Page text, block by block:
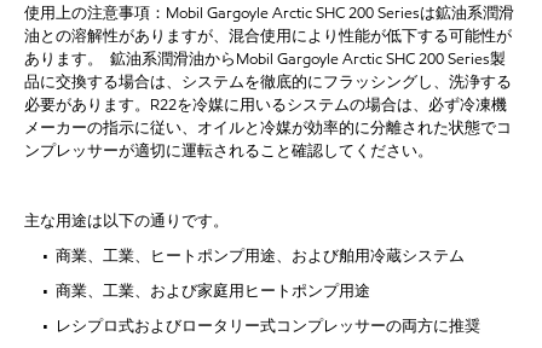
使用上の注意事項： Mobil Gargoyle Arctic SHC 200 Seriesは鉱油系潤滑
油との溶解性がありますが、混合使用により性能が低下する可能性が
あります。 鉱油系潤滑油からMobil Gargoyle Arctic SHC 200 Series製
品に交換する場合は、システムを徹底的にフラッシングし、洗浄する
必要があります。R22を冷媒に用いるシステムの場合は、必ず冷凍機
メーカーの指示に従い、オイルと冷媒が効率的に分離された状態でコ
ンプレッサーが適切に運転されること確認してください。
主な用途は以下の通りです。
• 商業、工業、ヒートポンプ用途、および舶用冷蔵システム
• 商業、工業、および家庭用ヒートポンプ用途
• レシプロ式およびロータリー式コンプレッサーの両方に推奨